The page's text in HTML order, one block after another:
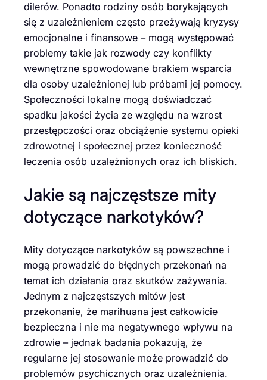
dilerów. Ponadto rodziny osób borykających
się z uzależnieniem często przeżywają kryzysy
emocjonalne i finansowe – mogą występować
problemy takie jak rozwody czy konflikty
wewnętrzne spowodowane brakiem wsparcia
dla osoby uzależnionej lub próbami jej pomocy.
Społeczności lokalne mogą doświadczać
spadku jakości życia ze względu na wzrost
przestępczości oraz obciążenie systemu opieki
zdrowotnej i społecznej przez konieczność
leczenia osób uzależnionych oraz ich bliskich.
Jakie są najczęstsze mity
dotyczące narkotyków?
Mity dotyczące narkotyków są powszechne i
mogą prowadzić do błędnych przekonań na
temat ich działania oraz skutków zażywania.
Jednym z najczęstszych mitów jest
przekonanie, że marihuana jest całkowicie
bezpieczna i nie ma negatywnego wpływu na
zdrowie – jednak badania pokazują, że
regularne jej stosowanie może prowadzić do
problemów psychicznych oraz uzależnienia.